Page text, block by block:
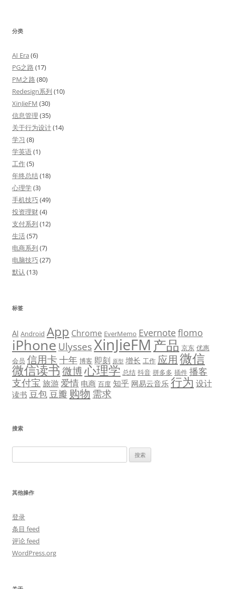
分类
AI Era (6)
PG之路 (17)
PM之路 (80)
Redesign系列 (10)
XinJieFM (30)
信息管理 (35)
关于行为设计(14)
学习 (8)
学英语(1)
工作(5)
年终总结(18)
心理学(3)
手机技巧(49)
投资理财(4)
支付系列 (12)
生活(57)
电商系列 (7)
电脑技巧(27)
默认 (13)
标签
AI Android App Chrome EverMemo Evernote flomo
iPhoneUlyssesXinJieFM 产品 京东 优惠
会员 信用卡十年 博客 即刻 原型 增长 工作 应用 微信
微信读书微博心理学 总结 抖音 拼多多 插件 播客
支付宝 旅游爱情 电商 百度 知乎 网易云音乐 行为 设计
读书 豆包豆瓣 购物 需求
搜索
索：
其他操作
登录
条目 feed
评论 feed
WordPress.org